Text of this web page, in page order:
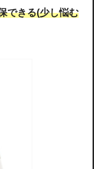
できる(少し悩む